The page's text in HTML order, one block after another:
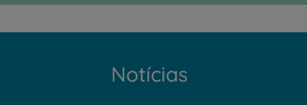
Notícias